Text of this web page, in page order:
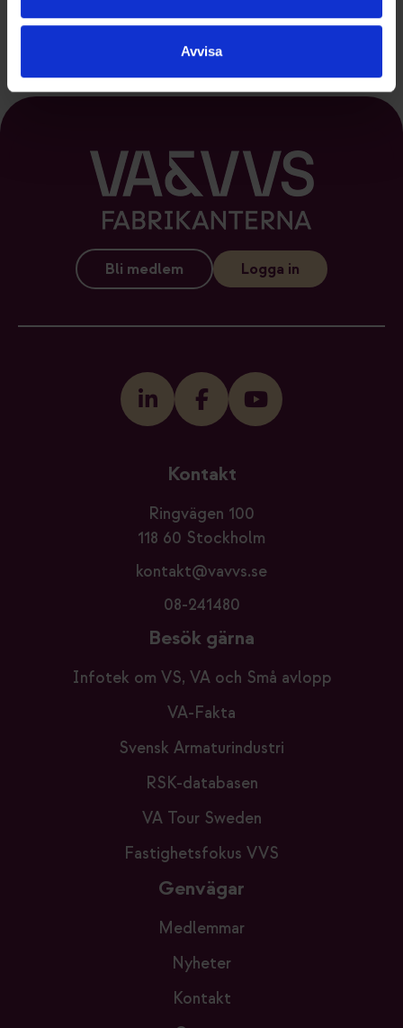
Avvisa
Bli medlem Logga in
Kontakt
Ringvägen 100
118 60 Stockholm
kontakt@vavvs.se
08-241480
Besök gärna
Infotek om VS, VA och Små avlopp
VA-Fakta
Svensk Armaturindustri
RSK-databasen
VA Tour Sweden
Fastighetsfokus VVS
Genvägar
Medlemmar
Nyheter
Kontakt